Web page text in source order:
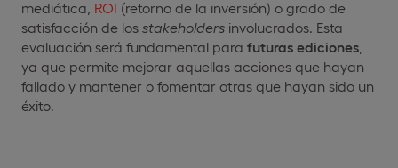
mediática, ROI (retorno de la inversión) o grado de
satisfacción de los stakeholders involucrados. Esta
evaluación será fundamental para futuras ediciones
ya que permite mejorar aquellas acciones que hayan
fallado y mantener o fomentar otras que hayan sido un
éxito.